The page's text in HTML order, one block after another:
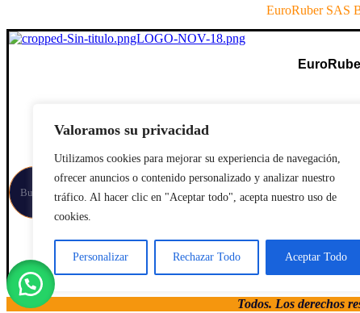
Valoramos su privacidad
Utilizamos cookies para mejorar su experiencia de navegación,
ofrecer anuncios o contenido personalizado y analizar nuestro
tráfico. Al hacer clic en "Aceptar todo", acepta nuestro uso de
cookies.
Personalizar Rechazar Todo Aceptar Todo
EuroRuber SAS
Todos. Los derechos